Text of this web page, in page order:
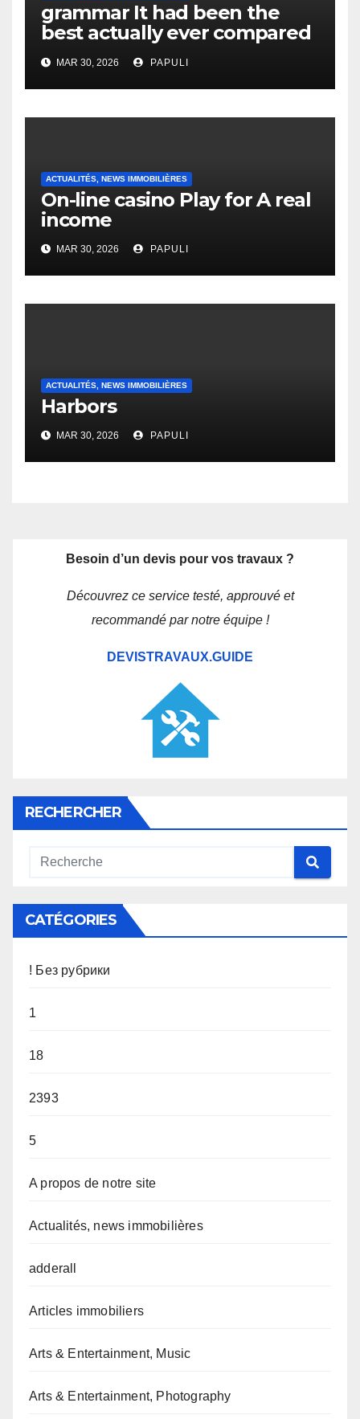
grammar It had been the
best actually ever compared
to it’s the top actually?
English Vocabulary Learners
Heap Change
MAR 30, 2026 PAPULI
ACTUALITÉS, NEWS IMMOBILIÈRES
On-line casino Play for A real
income
MAR 30, 2026 PAPULI
ACTUALITÉS, NEWS IMMOBILIÈRES
Harbors
MAR 30, 2026 PAPULI
Besoin d’un devis pour vos travaux ?
Découvrez ce service testé, approuvé et
recommandé par notre équipe !
DEVISTRAVAUX.GUIDE
RECHERCHER
CATÉGORIES
! Без рубрики
1
18
2393
5
A propos de notre site
Actualités, news immobilières
adderall
Articles immobiliers
Arts & Entertainment, Music
Arts & Entertainment, Photography